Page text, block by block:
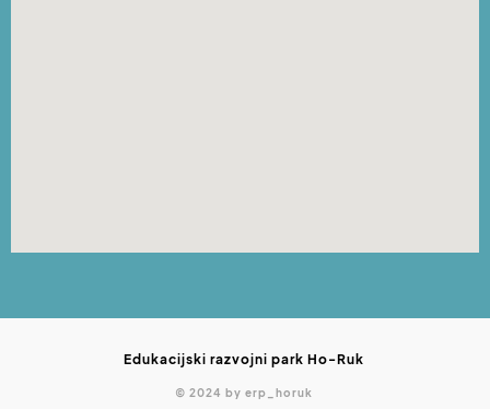
Edukacijski razvojni park Ho-Ruk
© 2024 by erp_horuk